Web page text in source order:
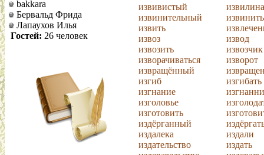
bakkara
Бервальд Фрида
Лапаухов Илья
Гостей: 26 человек
извивистый
извилина
извинительный
извинить
извить
извоз
извод
извозить
извозчик
изворачиваться
изворот
извращённый
изгиб
изгибать
изгнание
изголовье
изготовить
издёрганный
издалека
издали
издательство
издать